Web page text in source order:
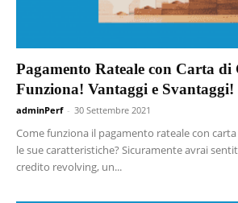
Pagamento Rateale con Carta di
Funziona! Vantaggi e Svantaggi!
adminPerf - 30 Settembre 2021
Come funziona il pagamento rateale con
le sue caratteristiche? Sicuramente avrai
credito revolving, un...